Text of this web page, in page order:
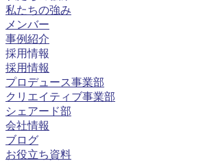
私たちの強み
メンバー
事例紹介
採用情報
採用情報
プロデュース事業部
クリエイティブ事業部
シェアード部
会社情報
ブログ
お役立ち資料